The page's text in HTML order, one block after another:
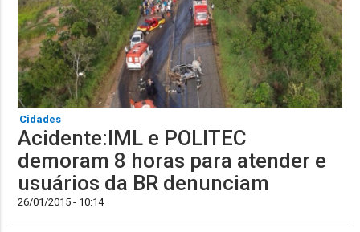
Cidades
Acidente:IML e POLITEC
demoram 8 horas para atender e
usuários da BR denunciam
26/01/2015 - 10:14